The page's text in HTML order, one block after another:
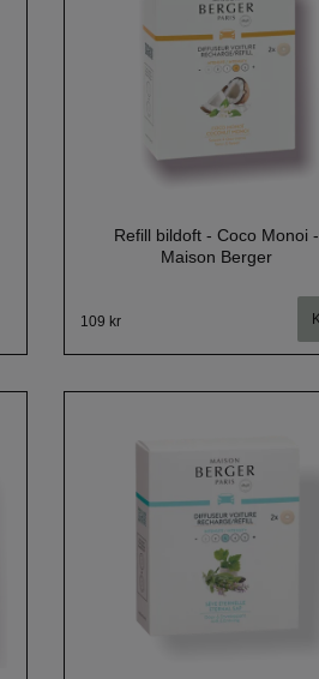
Refill bildoft - Coco Monoi -
Maison Berger
109 kr